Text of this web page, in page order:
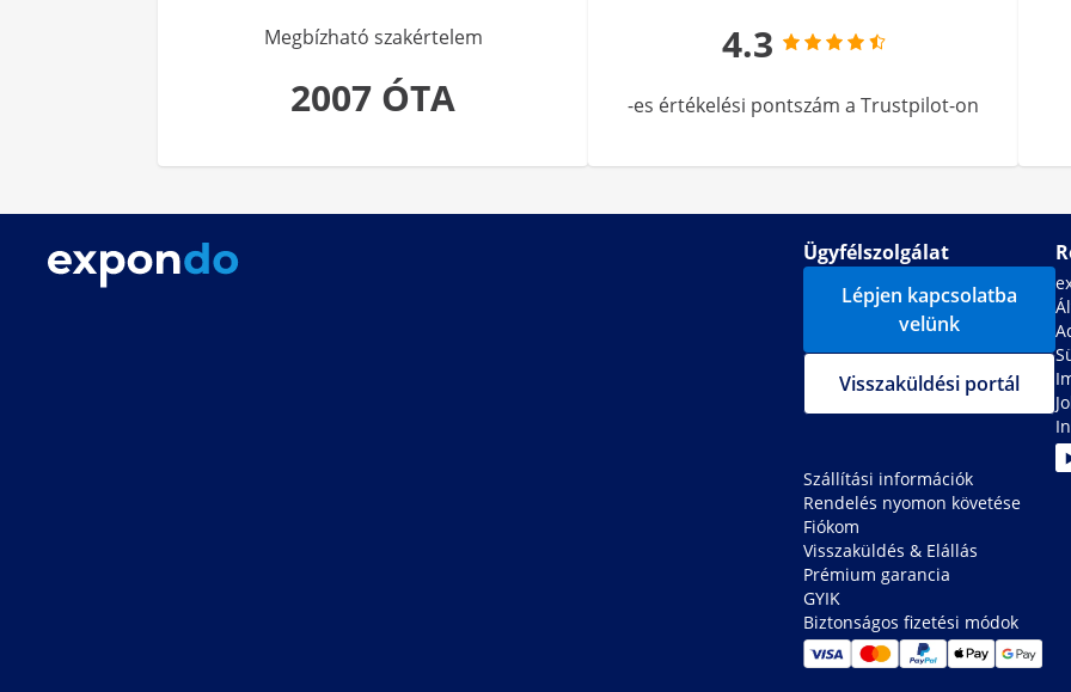
Megbízható szakértelem
2007 ÓTA
4.3
-es értékelési pontszám a Trustpilot-on
Ügyfélszolgálat
Lépjen kapcsolatba
velünk
Visszaküldési portál
Szállítási információk
Rendelés nyomon követése
Fiókom
Visszaküldés & Elállás
Prémium garancia
GYIK
Biztonságos fizetési módok